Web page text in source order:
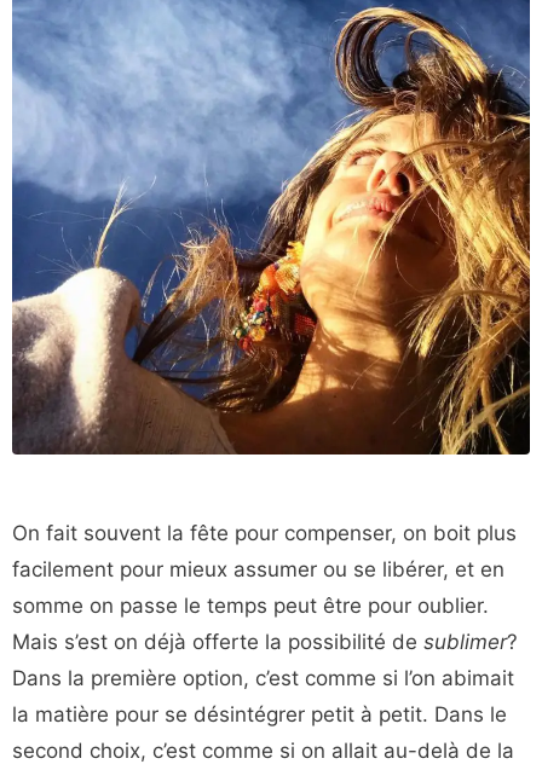
On fait souvent la fête pour compenser, on boit plus
facilement pour mieux assumer ou se libérer, et en
somme on passe le temps peut être pour oublier.
Mais s’est on déjà offerte la possibilité de sublimer?
Dans la première option, c’est comme si l’on abimait
la matière pour se désintégrer petit à petit. Dans le
second choix, c’est comme si on allait au-delà de la